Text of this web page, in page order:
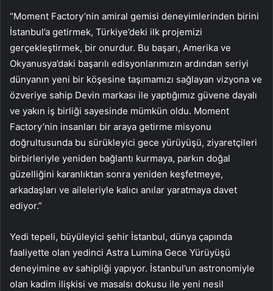
“Moment Factory’nin amiral gemisi deneyimlerinden birini
İstanbul’a getirmek, Türkiye’deki ilk projemizi
gerçekleştirmek, bir onurdur. Bu başarı, Amerika ve
Okyanusya’daki başarılı edisyonlarımızın ardından seriyi
dünyanın yeni bir köşesine taşımamızı sağlayan vizyona ve
özveriye sahip Devin markası ile yaptığımız güvene dayalı
ve yakın iş birliği sayesinde mümkün oldu. Moment
Factory’nin insanları bir araya getirme misyonu
doğrultusunda bu sürükleyici gece yürüyüşü, ziyaretçileri
birbirleriyle yeniden bağlantı kurmaya, parkın doğal
güzelliğini karanlıktan sonra yeniden keşfetmeye,
arkadaşları ve aileleriyle kalıcı anılar yaratmaya davet
ediyor.”
Yedi tepeli, büyüleyici şehir İstanbul, dünya çapında
faaliyette olan yedinci Astra Lumina Gece Yürüyüşü
deneyimine ev sahipliği yapıyor. İstanbul’un astronomiyle
olan kadim ilişkisi ve masalsı dokusu ile yeni nesil